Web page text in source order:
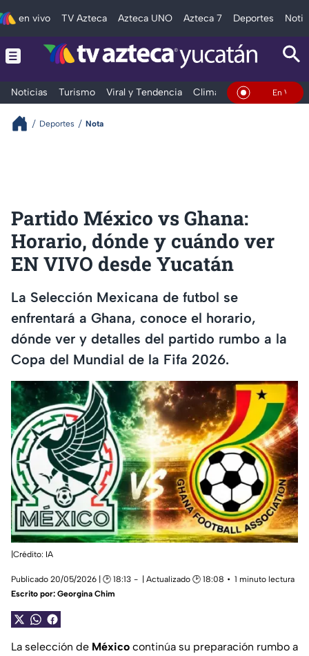
en vivo TV Azteca Azteca UNO Azteca 7 Deportes
Noticias Turismo Viral y Tendencia Clima Deportes En Vivo
Deportes Nota
Partido México vs Ghana:
Horario, dónde y cuándo ver
EN VIVO desde Yucatán
La Selección Mexicana de futbol se
enfrentará a Ghana, conoce el horario,
dónde ver y detalles del partido rumbo a la
Copa del Mundial de la Fifa 2026.
|Crédito: IA
Publicado 20/05/2026 | 🕑 18:13 | Actualizado 🕑 18:08
1 minuto lectura
Escrito por: Georgina Chim
La selección de México continúa su preparación rumbo a